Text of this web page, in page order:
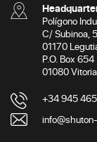
Polígono
C/ Subinoa, 5
01170
P.O. Box 654
01080
+34 945